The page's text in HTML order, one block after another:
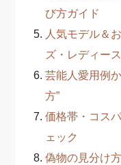
び方ガイド
人気モデル＆
ズ・レディース
芸能人愛用例
方”
価格帯・コス
ェック
偽物の見分け